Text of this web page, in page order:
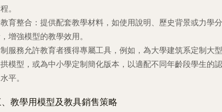
。
教育整合 ：提供配套教學材料，如使用說明、歷史背景或力學分
增強模型的教學效用。
服務允許教育者獲得專屬工具，例如，為大學建筑系定制大型
模型，或為中小學定制簡化版本，以適配不同年齡段學生的認
平。
教學用模型及教具銷售策略